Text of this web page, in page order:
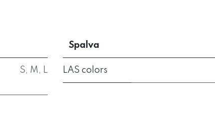
S, M , L
Spalva
LAS colors